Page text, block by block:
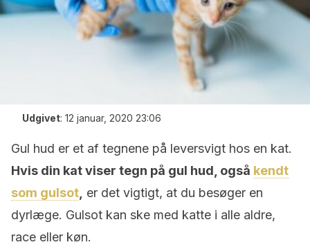
Udgivet: 12 januar, 2020 23:06
Gul hud er et af tegnene på leversvigt hos en kat.
Hvis din kat viser tegn på gul hud, også kendt
som gulsot er det vigtigt, at du besøger en
dyrlæge. Gulsot kan ske med katte i alle aldre,
race eller køn.